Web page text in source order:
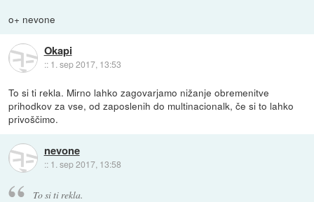
o+ nevone
Okapi
:: 1. sep 2017, 13:53
To si ti rekla. Mirno lahko zagovarjamo nižanje obremenitve
prihodkov za vse, od zaposlenih do multinacionalk, če si to lahko
privoščimo.
nevone
:: 1. sep 2017, 13:58
To si ti rekla.